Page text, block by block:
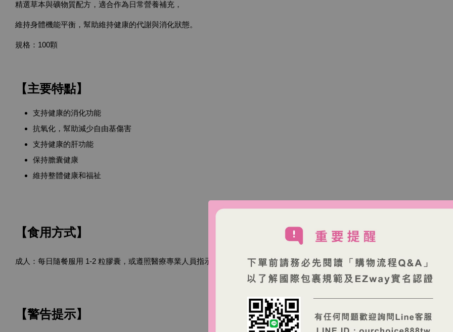
精選草本與礦物質配方，適合作為日常營養補充，
維持身體機能平衡，幫助維持健康的代謝與消化狀態。
規格：100顆
【主要特點】
支持健康的消化功能
抗氧化，幫助減少自由基傷害
支持健康的肝功能
保持膽囊健康
維持整體健康和福祉
【食用方式】
成人：每日隨餐服用 1-2 粒膠囊，或遵照醫療專業人員指示
【警告提示】